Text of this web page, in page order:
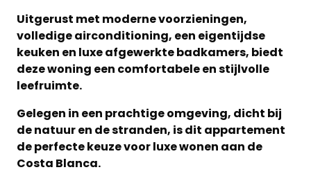
Uitgerust met moderne voorzieningen,
volledige airconditioning, een eigentijdse
keuken en luxe afgewerkte badkamers, biedt
deze woning een comfortabele en stijlvolle
leefruimte.
Gelegen in een prachtige omgeving, dicht bij
de natuur en de stranden, is dit appartement
de perfecte keuze voor luxe wonen aan de
Costa Blanca.